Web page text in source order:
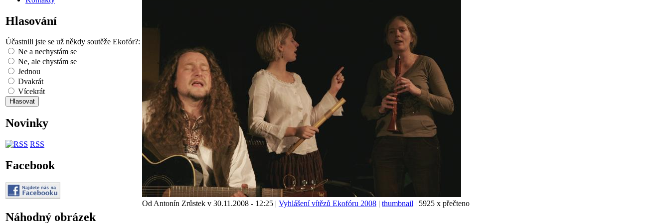
Hlasování
Účastnili jste se už někdy soutěže Ekofór?:
Ne a nechystám se
Ne, ale chystám se
Jednou
Dvakrát
Vícekrát
Novinky
RSS
Facebook
Náhodný obrázek
Od Antonín Zrůstek v 30.11.2008 - 12:25 | Vyhlášení vítězů Ekofóru 2008 | thumbnail | 5925 x přečteno